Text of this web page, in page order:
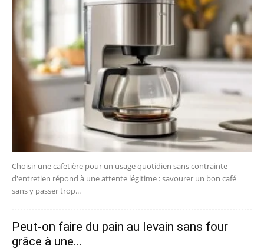
Choisir une cafetière pour un usage quotidien sans contrainte
d'entretien répond à une attente légitime : savourer un bon café
sans y passer trop...
Peut-on faire du pain au levain sans four
grâce à une...